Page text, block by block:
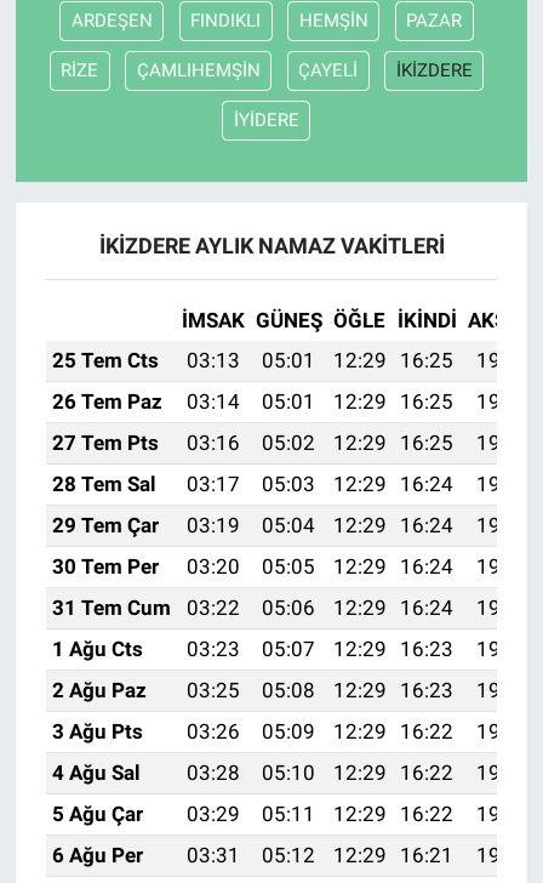
ARDEŞEN FINDIKLI HEMŞİN PAZAR
RİZE ÇAMLIHEMŞİN ÇAYELİ İKİZDERE
İYİDERE
İKİZDERE AYLIK NAMAZ VAKITLERI
İMSAK GÜNEŞ ÖĞLE İKINDI AKŞAM
25 Tem Cts
03:13 05:01 12:29 16:25
19:48
26 Tem Paz
03:14 05:01 12:29 16:25
19:47
27 Tem Pts
03:16 05:02 12:29 16:25
19:46
28 Tem Sal
03:17 05:03 12:29 16:24
19:45
29 Tem Çar
03:19 05:04 12:29 16:24
19:44
30 Tem Per
03:20 05:05 12:29 16:24
19:43
31 Tem Cum
03:22 05:06 12:29 16:24
19:42
1 Ağu Cts
03:23 05:07 12:29 16:23
19:41
2 Ağu Paz
03:25 05:08 12:29 16:23
19:40
3 Ağu Pts
03:26 05:09 12:29 16:22
19:39
4 Ağu Sal
03:28 05:10 12:29 16:22
19:38
5 Ağu Çar
03:29 05:11 12:29 16:22
19:37
6 Ağu Per
03:31 05:12 12:29 16:21
19:36